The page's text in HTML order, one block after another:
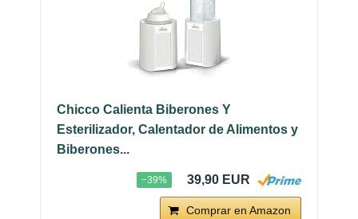
Chicco Calienta Biberones Y
Esterilizador, Calentador de Alimentos y
Biberones...
−39% 39,90 EUR
Comprar en Amazon